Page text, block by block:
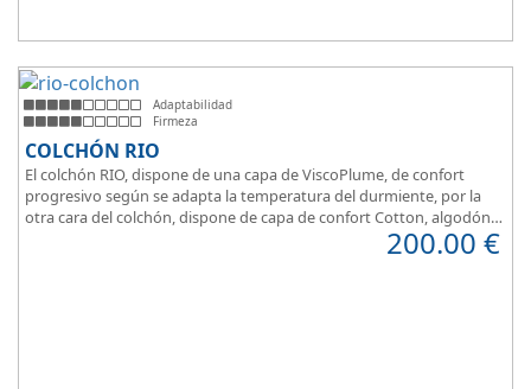
Adaptabilidad
Firmeza
COLCHÓN RIO
El colchón RIO, dispone de una capa de ViscoPlume, de confort
progresivo según se adapta la temperatura del durmiente, por la
otra cara del colchón, dispone de capa de confort Cotton, algodón
100% que brinda una sensación de confort inmediata.200.00 €